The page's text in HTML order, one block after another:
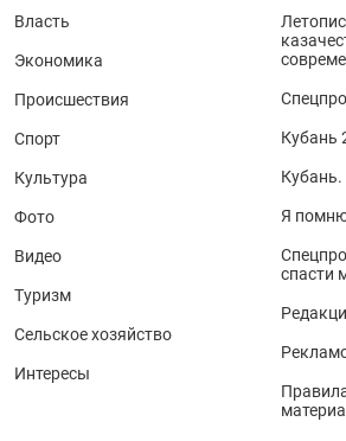
Власть
Экономика
Происшествия
Спорт
Культура
Фото
Видео
Туризм
Сельское хозяйство
Интересы
Кубань
Я
спасти